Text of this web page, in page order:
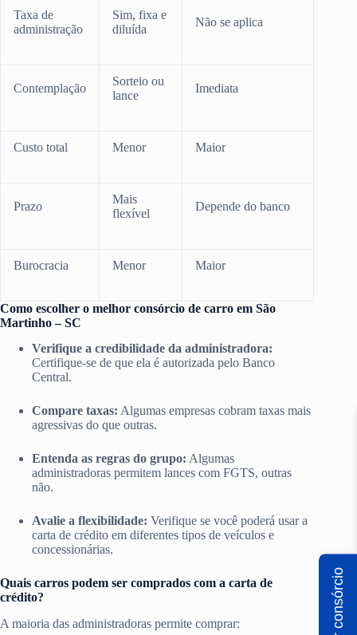
Taxa de
administração
Sim, fixa e
diluída
Não se aplica
Contemplação
Sorteio ou
lance
Imediata
Custo total Menor Maior
Prazo
Mais
flexível
Depende do banco
Burocracia Menor Maior
Como escolher o melhor consórcio de carro em São
Martinho – SC
Verifique a credibilidade da administradora:
Certifique-se de que ela é autorizada pelo Banco
Central.
Compare taxas: Algumas empresas cobram taxas mais
agressivas do que outras.
Entenda as regras do grupo: Algumas
administradoras permitem lances com FGTS, outras
não.
Avalie a flexibilidade: Verifique se você poderá usar a
carta de crédito em diferentes tipos de veículos e
concessionárias.
Quais carros podem ser comprados com a carta de
crédito?
A maioria das administradoras permite comprar: